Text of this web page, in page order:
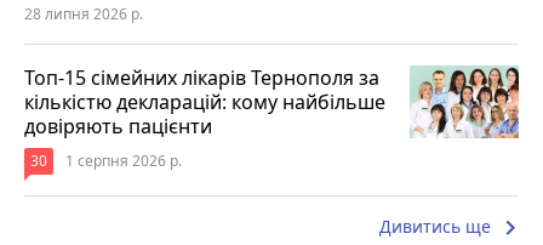
28 липня 2026 р.
Топ-15 сімейних лікарів Тернополя за
кількістю декларацій: кому найбільше
довіряють пацієнти
30 1 серпня 2026 р.
Дивитись ще keyboard_arrow_right